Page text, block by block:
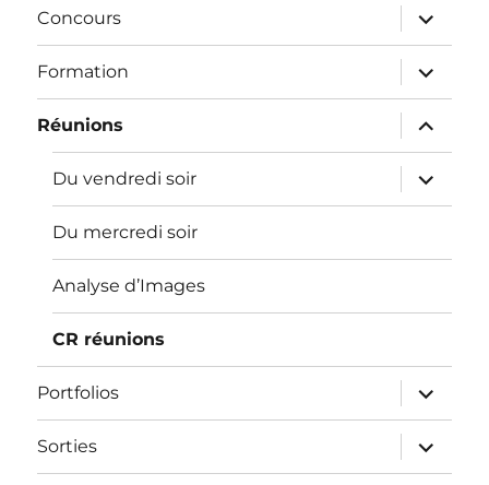
Concours
ouvrir
le
sous-
menu
Formation
ouvrir
le
sous-
menu
Réunions
ouvrir
le
sous-
menu
Du vendredi soir
ouvrir
le
sous-
Du mercredi soir
Analyse d’Images
CR réunions
Portfolios
ouvrir
le
sous-
menu
Sorties
ouvrir
le
sous-